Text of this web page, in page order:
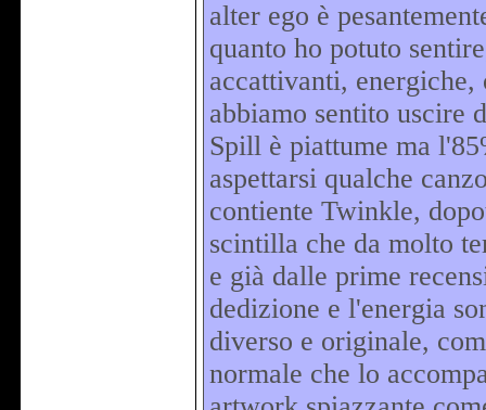
alter ego è
quanto ho potuto
accattivanti,
abbiamo sentito uscire
Spill è piattume ma
aspettarsi qualche
contiente Twinkle,
scintilla che da molto
e già dalle prime
dedizione e l'energia
diverso e originale,
normale che lo